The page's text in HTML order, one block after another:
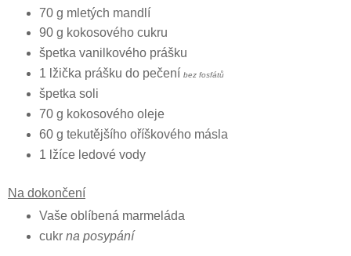
70 g mletých mandlí
90 g kokosového cukru
špetka vanilkového prášku
1 lžička prášku do pečení bez fosfátů
špetka soli
70 g kokosového oleje
60 g tekutějšího oříškového másla
1 lžíce ledové vody
Na dokončení
Vaše oblíbená marmeláda
cukr na posypání